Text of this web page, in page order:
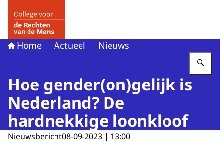
Home Actueel Nieuws
Hoe gender(on)gelijk is
Nederland? De
hardnekkige loonkloof
Nieuwsbericht08-09-2023 | 13:00